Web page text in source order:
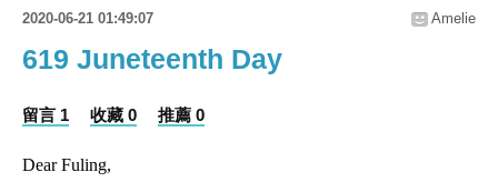
2020-06-21 01:49:07 Amelie
619 Juneteenth Day
留言 1 收藏 0 推薦 0
Dear Fuling,